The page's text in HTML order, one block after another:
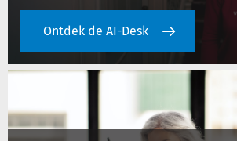
Ontdek de AI-Desk